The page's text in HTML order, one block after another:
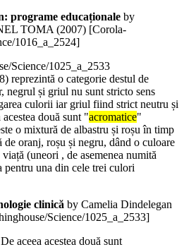
programe educaționale by
TOMA (2007) [Corola-
1016_a_2524]
Science/1025_a_2533
reprezintă o categorie destul de
negrul și griul nu sunt stricto sens
culorii iar griul fiind strict neutru și
două sunt "acromatice"
o mixtură de albastru și roșu în timp
de oranj, roșu și negru, dând o culoare
(uneori , de asemenea numită
pentru una din cele trei culori
clinică by Camelia Dindelegan
Science/1025_a_2533]
aceea acestea două sunt